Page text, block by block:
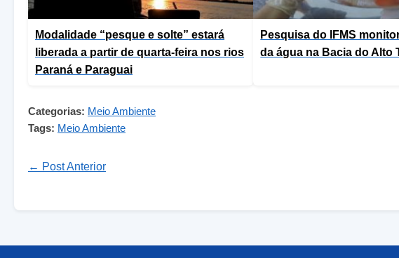
Modalidade “pesque e solte” estará
liberada a partir de quarta-feira nos rios
Paraná e Paraguai
Pesquisa do IFMS
da água na Bacia do Alto
Categorias: Meio Ambiente
Tags: Meio Ambiente
← Post Anterior